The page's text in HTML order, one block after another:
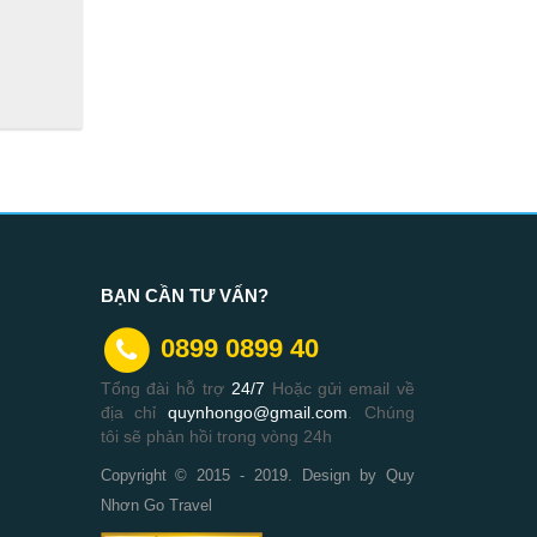
BẠN CẦN TƯ VẤN?
0899 0899 40
Tổng đài hỗ trợ 24/7 Hoặc gửi email về
địa chỉquynhongo@gmail.com . Chúng
tôi sẽ phản hồi trong vòng 24h
Copyright © 2015 - 2019. Design by Quy
Nhơn Go Travel